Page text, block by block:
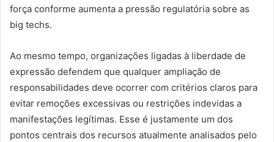
força conforme aumenta a pressão regulatória sobre as
big techs.
Ao mesmo tempo, organizações ligadas à liberdade de
expressão defendem que qualquer ampliação de
responsabilidades deve ocorrer com critérios claros para
evitar remoções excessivas ou restrições indevidas a
manifestações legítimas. Esse é justamente um dos
pontos centrais dos recursos atualmente analisados pelo